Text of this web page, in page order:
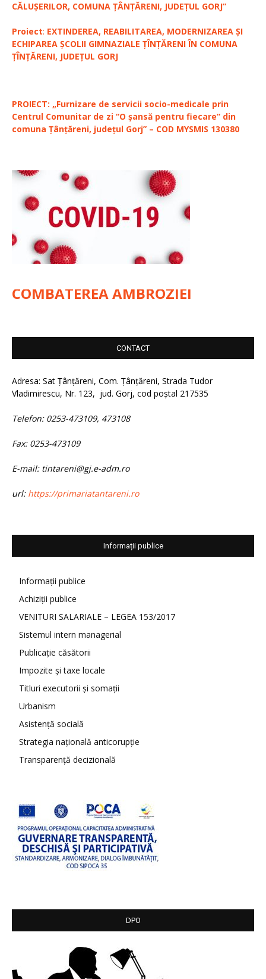
CĂLUȘERILOR, COMUNA ȚÂNȚĂRENI, JUDEȚUL GORJ”
Proiect: EXTINDEREA, REABILITAREA, MODERNIZAREA ȘI
ECHIPAREA ȘCOLII GIMNAZIALE ȚÎNȚĂRENI ÎN COMUNA
ȚÎNȚĂRENI, JUDEȚUL GORJ
PROIECT: „Furnizare de servicii socio-medicale prin
Centrul Comunitar de zi “O șansă pentru fiecare” din
comuna Țânțăreni, județul Gorj” – COD MYSMIS 130380
COMBATEREA AMBROZIEI
CONTACT
Adresa: Sat Țânțăreni, Com. Țânțăreni, Strada Tudor
Vladimirescu, Nr. 123, jud. Gorj, cod poștal 217535
Telefon: 0253-473109, 473108
Fax: 0253-473109
E-mail: tintareni@gj.e-adm.ro
url: https://primariatantareni.ro
Informații publice
Informații publice
Achiziții publice
VENITURI SALARIALE – LEGEA 153/2017
Sistemul intern managerial
Publicație căsătorii
Impozite și taxe locale
Titluri executorii și somații
Urbanism
Asistență socială
Strategia națională anticorupție
Transparență decizională
DPO